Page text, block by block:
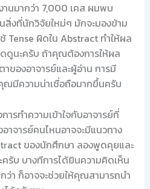
นมากว่า 7,000 เคส ผมพบ
สิ่งที่นักวิจัยใหม่ๆ มักจะมองข้าม
Tense ผิดใน Abstract ทำให้ผล
ดูนะครับ ถ้าคุณต้องการให้ผล
ของอาจารย์และผู้อ่าน การมี
ณมีความน่าเชื่อถือมากขึ้นครับ
รทำความเข้าใจกับอาจารย์ที่
จารย์คนไหนอาจจะมีแนวทาง
ของนักศึกษา ลองพูดคุยและ
ครับ บางทีการได้ยินความคิดเห็น
า ก็อาจจะช่วยให้คุณสามารถนำ